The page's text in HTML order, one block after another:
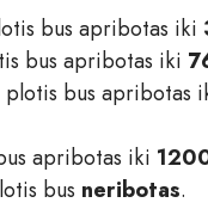
bus apribotas iki
bus apribotas iki
bus apribotas
apribotas iki
bus neribotas.